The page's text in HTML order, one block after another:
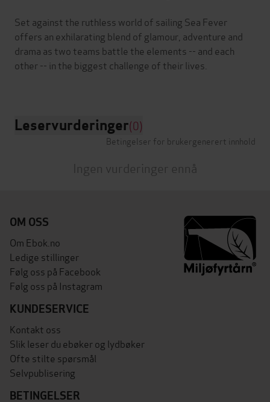
Set against the ruthless world of sailing Sea Fever
offers an exhilarating blend of glamour, adventure and
drama as two teams battle the elements -- and each
other -- in the biggest challenge of their lives.
Leservurderinger(0)
Betingelser for brukergenerert innhold
Ingen vurderinger ennå
OM OSS
Om Ebok.no
Ledige stillinger
Følg oss på Facebook
Følg oss på Instagram
KUNDESERVICE
Kontakt oss
Slik leser du ebøker og lydbøker
Ofte stilte spørsmål
Selvpublisering
BETINGELSER